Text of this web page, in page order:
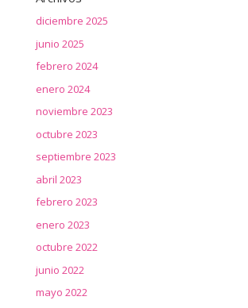
diciembre 2025
junio 2025
febrero 2024
enero 2024
noviembre 2023
octubre 2023
septiembre 2023
abril 2023
febrero 2023
enero 2023
octubre 2022
junio 2022
mayo 2022